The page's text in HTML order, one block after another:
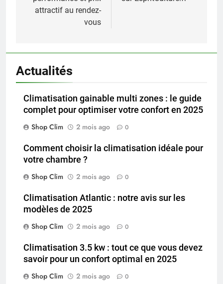
attractif au rendez-
vous
Actualités
Climatisation gainable multi zones : le guide
complet pour optimiser votre confort en 2025
Shop Clim
2 mois ago 0
Comment choisir la climatisation idéale pour
votre chambre ?
Shop Clim
2 mois ago 0
Climatisation Atlantic : notre avis sur les
modèles de 2025
Shop Clim
2 mois ago 0
Climatisation 3.5 kw : tout ce que vous devez
savoir pour un confort optimal en 2025
Shop Clim
2 mois ago 0